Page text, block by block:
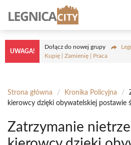
treści
UWAGA!
Dołącz do nowej grupy
Kupię | Zamienię | Praca
Strona główna / Kronika Policyjna /
kierowcy dzięki obywatelskiej postawie
Zatrzymanie